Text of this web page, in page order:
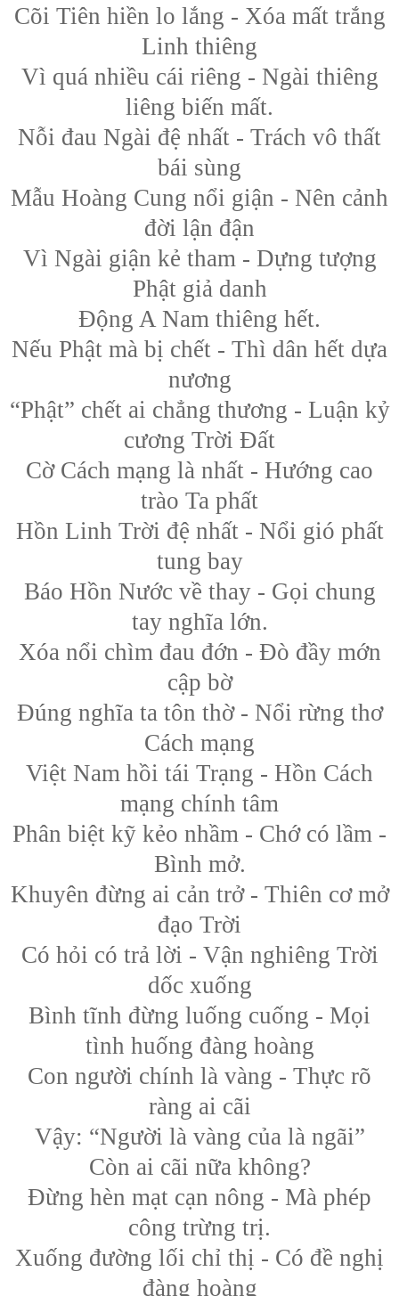
Cõi Tiên hiền lo lắng - Xóa mất trắng
Linh thiêng
Vì quá nhiều cái riêng - Ngài thiêng
liêng biến mất.
Nỗi đau Ngài đệ nhất - Trách vô thất
bái sùng
Mẫu Hoàng Cung nổi giận - Nên cảnh
đời lận đận
Vì Ngài giận kẻ tham - Dựng tượng
Phật giả danh
Động A Nam thiêng hết.
Nếu Phật mà bị chết - Thì dân hết dựa
nương
“Phật” chết ai chẳng thương - Luận kỷ
cương Trời Đất
Cờ Cách mạng là nhất - Hướng cao
trào Ta phất
Hồn Linh Trời đệ nhất - Nổi gió phất
tung bay
Báo Hồn Nước về thay - Gọi chung
tay nghĩa lớn.
Xóa nổi chìm đau đớn - Đò đầy mớn
cập bờ
Đúng nghĩa ta tôn thờ - Nổi rừng thơ
Cách mạng
Việt Nam hồi tái Trạng - Hồn Cách
mạng chính tâm
Phân biệt kỹ kẻo nhầm - Chớ có lầm -
Bình mở.
Khuyên đừng ai cản trở - Thiên cơ mở
đạo Trời
Có hỏi có trả lời - Vận nghiêng Trời
dốc xuống
Bình tĩnh đừng luống cuống - Mọi
tình huống đàng hoàng
Con người chính là vàng - Thực rõ
ràng ai cãi
Vậy: “Người là vàng của là ngãi”
Còn ai cãi nữa không?
Đừng hèn mạt cạn nông - Mà phép
công trừng trị.
Xuống đường lối chỉ thị - Có đề nghị
đàng hoàng